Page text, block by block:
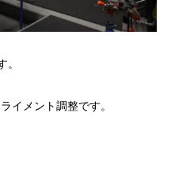
イメント調整です。